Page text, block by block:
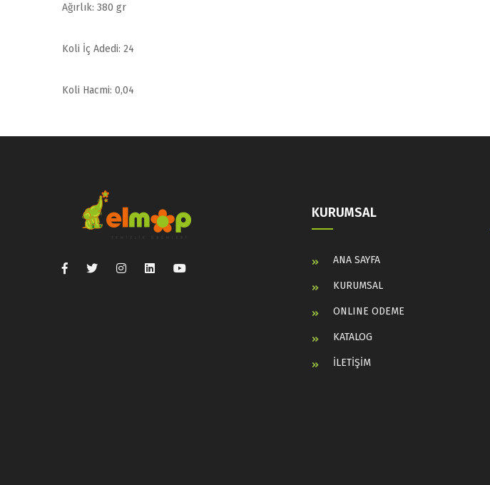
Ağırlık: 380 gr
Koli İç Adedi: 24
Koli Hacmi: 0,04
KURUMSAL
ANA SAYFA
KURUMSAL
ONLINE ODEME
KATALOG
İLETİŞİM